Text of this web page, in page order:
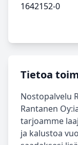
1642152-0
Tietoa
Nostopalvelu
Rantanen
tarjoamme
ja kalustoa